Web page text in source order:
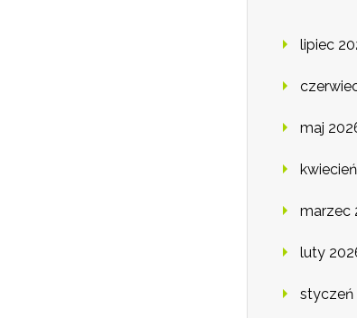
lipiec
maj
marzec
luty
styczeń